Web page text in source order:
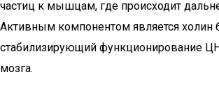
частиц к мышцам, где происходит
Активным компонентом является холин
стабилизирующий функционирование
мозга.